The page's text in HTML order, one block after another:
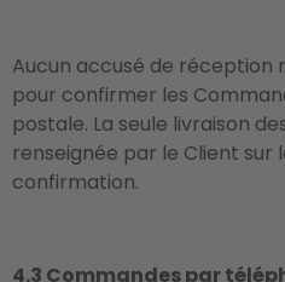
Aucun accusé de réception
pour confirmer les
postale. La seule livraison
renseignée par le Client
confirmation.
4.3 Commandes par